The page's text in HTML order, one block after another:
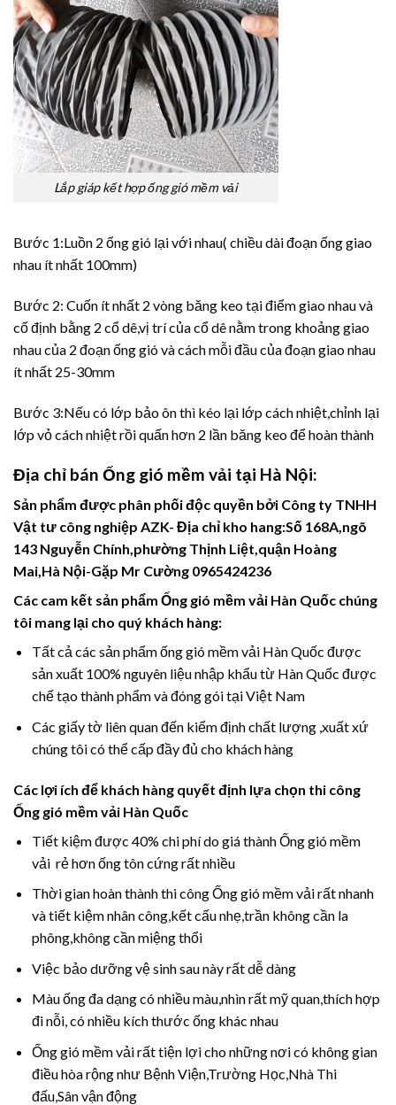
Lắp giáp kết hợp ống gió mềm vải
Bước 1:Luồn 2 ống gió lại với nhau( chiều dài đoạn ống giao
nhau ít nhất 100mm)
Bước 2: Cuốn ít nhất 2 vòng băng keo tại điểm giao nhau và
cố định bằng 2 cổ dê,vị trí của cổ dê nằm trong khoảng giao
nhau của 2 đoạn ống gió và cách mỗi đầu của đoạn giao nhau
ít nhất 25-30mm
Bước 3:Nếu có lớp bảo ôn thì kéo lại lớp cách nhiệt,chỉnh lại
lớp vỏ cách nhiệt rồi quấn hơn 2 lần băng keo để hoàn thành
Địa chỉ bán Ống gió mềm vải tại Hà Nội:
Sản phẩm được phân phối độc quyền bởi Công ty TNHH
Vật tư công nghiệp AZK- Địa chỉ kho hang:Số 168A,ngõ
143 Nguyễn Chính,phường Thịnh Liệt,quận Hoàng
Mai,Hà Nội-Gặp Mr Cường 0965424236
Các cam kết sản phẩm Ống gió mềm vải Hàn Quốc chúng
tôi mang lại cho quý khách hàng:
Tất cả các sản phẩm ống gió mềm vải Hàn Quốc được
sản xuất 100% nguyên liệu nhập khẩu từ Hàn Quốc được
chế tạo thành phẩm và đóng gói tại Việt Nam
Các giấy tờ liên quan đến kiểm định chất lượng ,xuất xứ
chúng tôi có thể cấp đầy đủ cho khách hàng
Các lợi ích để khách hàng quyết định lựa chọn thi công
Ống gió mềm vải Hàn Quốc
Tiết kiệm được 40% chi phí do giá thành Ống gió mềm
vải rẻ hơn ống tôn cứng rất nhiều
Thời gian hoàn thành thi công Ống gió mềm vải rất nhanh
và tiết kiệm nhân công,kết cấu nhẹ,trần không cần la
phông,không cần miệng thổi
Việc bảo dưỡng vệ sinh sau này rất dễ dàng
Màu ống đa dạng có nhiều màu,nhìn rất mỹ quan,thích hợp
đi nỗi, có nhiều kích thước ống khác nhau
Ống gió mềm vải rất tiện lợi cho những nơi có không gian
điều hòa rộng như Bệnh Viện,Trường Học,Nhà Thi
đấu,Sân vận động